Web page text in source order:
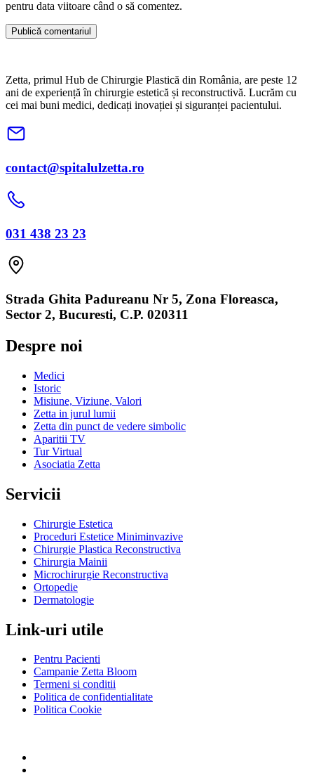
pentru data viitoare când o să comentez.
Zetta, primul Hub de Chirurgie Plastică din România, are peste 12
ani de experiență în chirurgie estetică și reconstructivă. Lucrăm cu
cei mai buni medici, dedicați inovației și siguranței pacientului.
contact@spitalulzetta.ro
031 438 23 23
Strada Ghita Padureanu Nr 5, Zona Floreasca,
Sector 2, Bucuresti, C.P. 020311
Despre noi
Medici
Istoric
Misiune, Viziune, Valori
Zetta in jurul lumii
Zetta din punct de vedere simbolic
Aparitii TV
Tur Virtual
Asociatia Zetta
Servicii
Chirurgie Estetica
Proceduri Estetice Miniminvazive
Chirurgie Plastica Reconstructiva
Chirurgia Mainii
Microchirurgie Reconstructiva
Ortopedie
Dermatologie
Link-uri utile
Pentru Pacienti
Campanie Zetta Bloom
Termeni si conditii
Politica de confidentialitate
Politica Cookie